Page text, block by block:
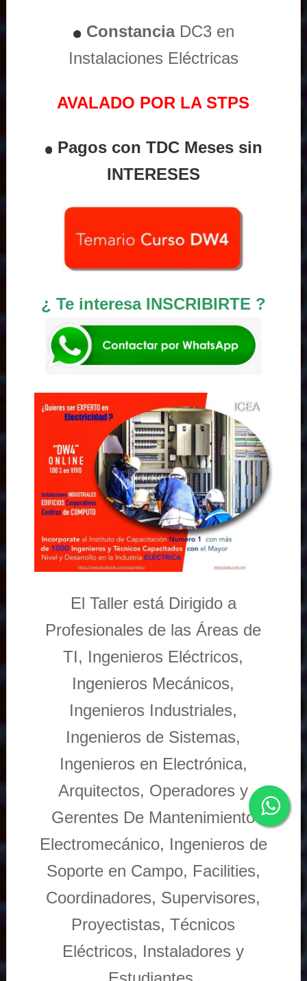
ConstanciaDC3 en
Instalaciones Eléctricas
AVALADO POR LA STPS
Pagos con TDC Meses sin
INTERESES
¿ Te interesa INSCRIBIRTE ?
El Taller está Dirigido a
Profesionales de las Áreas de
TI, Ingenieros Eléctricos,
Ingenieros Mecánicos,
Ingenieros Industriales,
Ingenieros de Sistemas,
Ingenieros en Electrónica,
Arquitectos, Operadores y
Gerentes De Mantenimiento
Electromecánico, Ingenieros de
Soporte en Campo, Facilities,
Coordinadores, Supervisores,
Proyectistas, Técnicos
Eléctricos, Instaladores y